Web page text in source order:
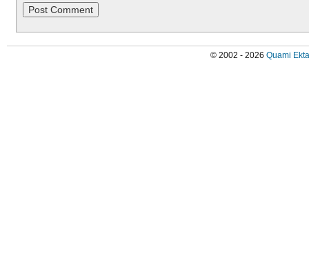
© 2002 - 2026 Quami